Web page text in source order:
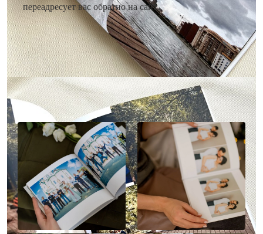
переадресует вас обратно на сайт.
Наше портфолио